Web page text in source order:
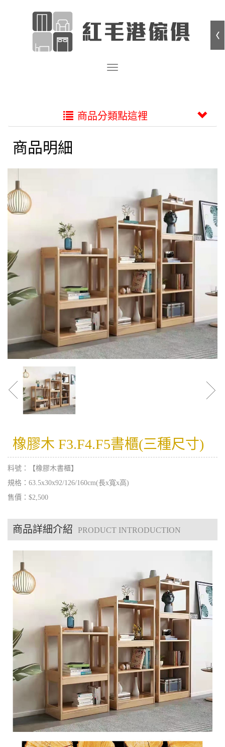
商品分類點這裡
商品明細
橡膠木 F3.F4.F5書櫃(三種尺寸)
料號：【橡膠木書櫃】
規格：63.5x30x92/126/160cm(長x寬x高)
售價：$2,500
商品詳細介紹 PRODUCT INTRODUCTION